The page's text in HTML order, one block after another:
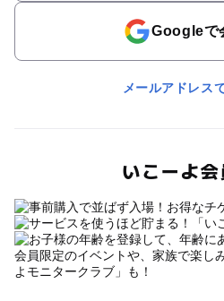
Googleで
メールアドレス
いこーよ
会員限定のイベントや、家族で楽し
よモニタークラブ」も！